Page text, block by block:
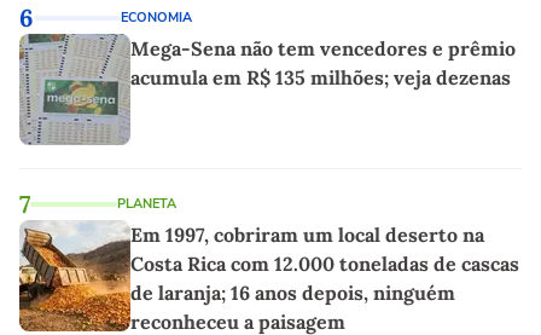
6 ECONOMIA
Mega-Sena não tem vencedores e prêmio
acumula em R$ 135 milhões; veja dezenas
7 PLANETA
Em 1997, cobriram um local deserto na
Costa Rica com 12.000 toneladas de cascas
de laranja; 16 anos depois, ninguém
reconheceu a paisagem